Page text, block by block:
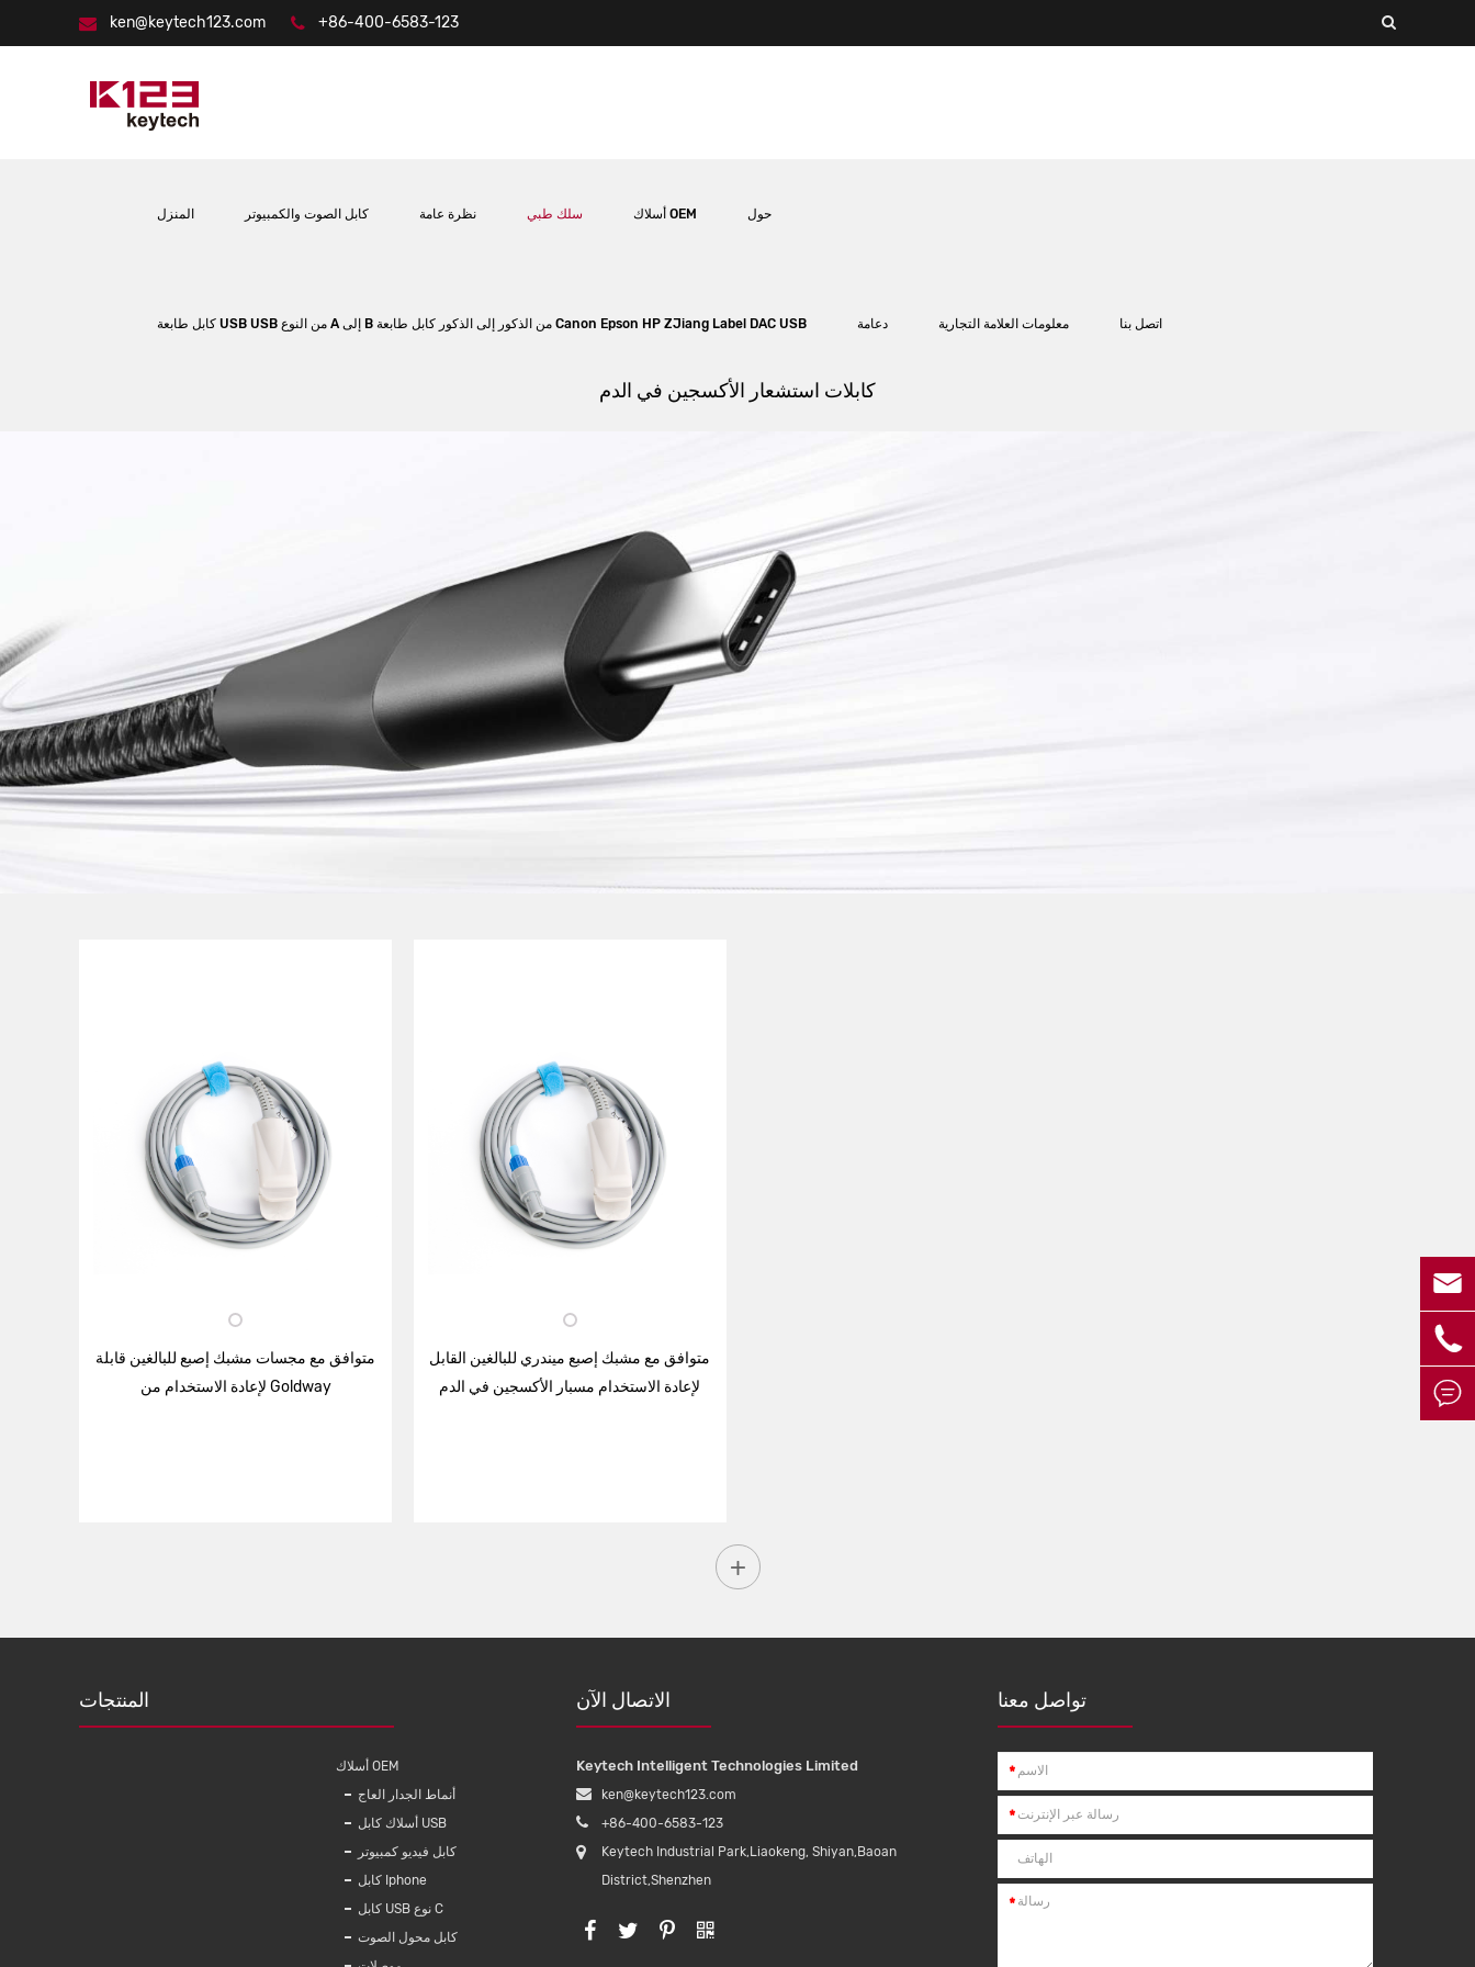
ken@keytech123.com +86-400-6583-123
المنزل كابل الصوت والكمبيوتر نظرة عامة سلك طبي أسلاك OEM حول
كابل طابعة USB USB من النوع A إلى B من الذكور إلى الذكور كابل طابعة Canon Epson HP ZJiang Label DAC USB دعامة معلومات العلامة التجارية اتصل بنا
كابلات استشعار الأكسجين في الدم
متوافق مع مجسات مشبك إصبع للبالغين قابلة
لإعادة الاستخدام من Goldway
متوافق مع مشبك إصبع ميندري للبالغين القابل
لإعادة الاستخدام مسبار الأكسجين في الدم
المنتجات
أسلاك OEM
أنماط الجدار العاج
أسلاك كابل USB
كابل فيديو كمبيوتر
كابل Iphone
كابل USB نوع C
كابل محول الصوت
الاتصال الآن
Keytech Intelligent Technologies Limited
ken@keytech123.com
+86-400-6583-123
Keytech Industrial Park,Liaokeng, Shiyan,Baoan
District,Shenzhen
تواصل معنا
*
*
*


